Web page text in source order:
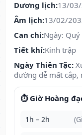
Dương lịch:13/
Âm lịch:13/02/
Can chi:Ngày:
Tiết khí:Kinh trập
Ngày Thiên Tặc:
đường dễ mất cắp,
⏱️ Giờ Hoàng
1h – 2h